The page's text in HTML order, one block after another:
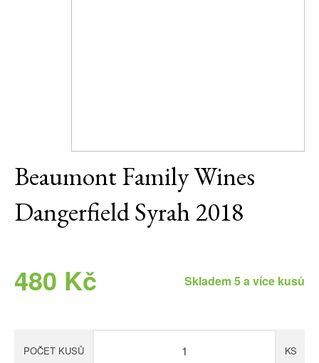
Beaumont Family Wines
Dangerfield Syrah 2018
480 Kč Skladem 5 a více kusů
POČET KUSŮ KS